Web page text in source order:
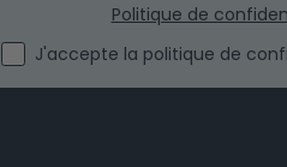
Politique de
I agree with the privacy policy
J'accepte la politique de